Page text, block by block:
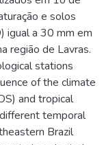
e solos
igual a 30 mm em
região de Lavras.
stations
of the climate
and tropical
temporal
Brazil